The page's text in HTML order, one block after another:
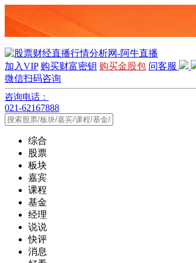
加入VIP 购买财富密钥 购买金股包 问客服
微信扫码咨询
咨询电话：
021-62167888
综合
股票
板块
嘉宾
课程
基金
经理
说说
快评
消息